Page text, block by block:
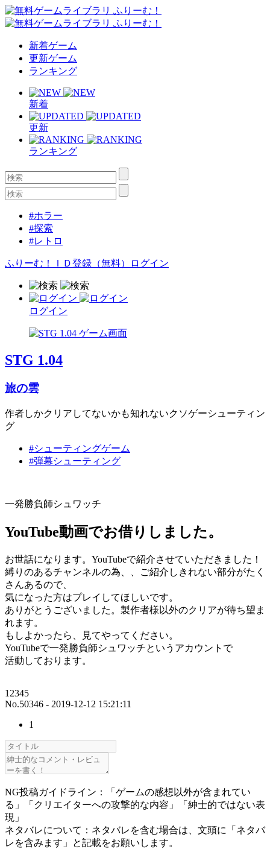
新着ゲーム
更新ゲーム
ランキング
新着
更新
ランキング
#ホラー
#探索
#レトロ
ふりーむ！ＩＤ登録（無料） ログイン
ログイン
STG 1.04
旅の雲
作者しかクリアしてないかも知れないクソゲーシューティン
グ
#シューティングゲーム
#弾幕シューティング
一発勝負師シュワッチ
YouTube動画でお借りしました。
お世話になります。YouTubeで紹介させていただきました！
縛りのあるチャンネルの為、、ご紹介しきれない部分がたく
さんあるので、
気になった方はプレイしてほしいです。
ありがとうございました。製作者様以外のクリアが待ち望ま
れます。
もしよかったら、見てやってください。
YouTubeで一発勝負師シュワッチというアカウントで
活動しております。
12345
No.50346 - 2019-12-12 15:21:11
1
NG投稿ガイドライン：「ゲームの感想以外が含まれてい
る」「クリエイターへの攻撃的な内容」「紳士的ではない表
現」
ネタバレについて：ネタバレを含む場合は、文頭に「ネタバ
レを含みます」と記載をお願いします。